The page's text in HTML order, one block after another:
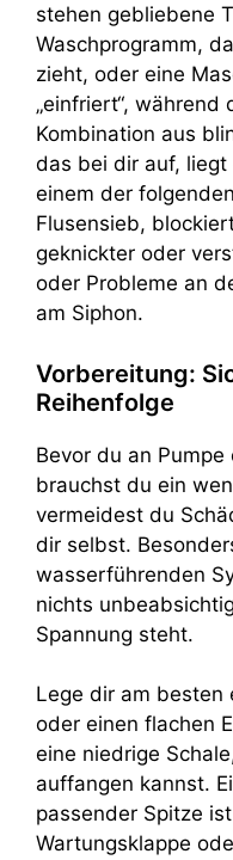
stehen gebliebene
Waschprogramm,
zieht, oder eine
„einfriert“, während
Kombination aus
das bei dir auf,
einem der
Flusensieb,
geknickter oder
oder Probleme an
am Siphon.
Vorbereitung:
Reihenfolge
Bevor du an
brauchst du ein
vermeidest du
dir selbst.
wasserführenden
nichts
Spannung steht.
Lege dir am besten
oder einen flachen
eine niedrige
auffangen kannst.
passender Spitze
Wartungsklappe